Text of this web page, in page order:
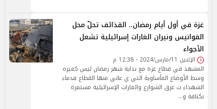
غزة في أول أيام رمضان.. القذائف تحلّ محل
الفوانيس ونيران الغارات إسرائيلية تشعل
الأجواء
الإثنين 11/مارس/2024 - 12:38 م
المشهد في قطاع غزة مع بداية شهر رمضان ليس كغيره
وسط الأوضاع المأساوية التي ي عاني منها القطاع فدماء
الشهداء ت غرق الشوارع والغارات الإسرائيلية مستمرة
بكثافة و…